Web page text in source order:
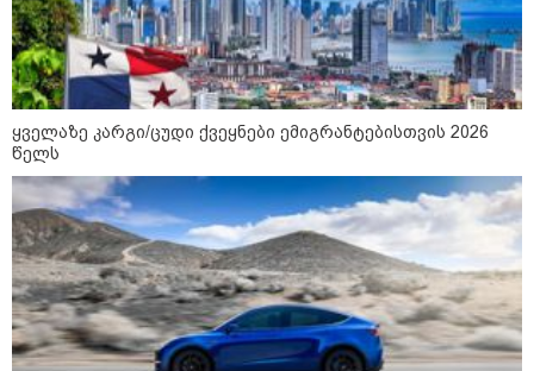
პოლიტიკა
ყველაზე კარგი/ცუდი ქვეყნები ემიგრანტებისთვის 2026
წელს